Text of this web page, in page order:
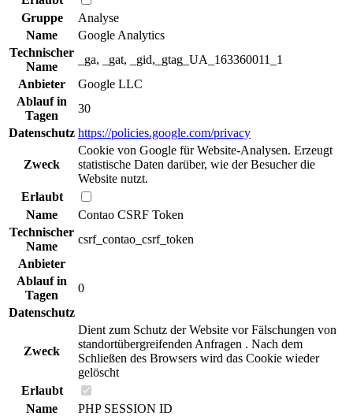
Gruppe
Analyse
Name
Google Analytics
Technischer
Name
_ga, _gat, _gid,_gtag_UA_163360011_1
Anbieter
Google LLC
Ablauf in
Tagen
30
Datenschutz https://policies.google.com/privacy
Zweck
Cookie von Google für Website-Analysen. Erzeugt
statistische Daten darüber, wie der Besucher die
Website nutzt.
Erlaubt
Name
Contao CSRF Token
Technischer
Name
csrf_contao_csrf_token
Anbieter
Ablauf in
Tagen
0
Datenschutz
Zweck
Dient zum Schutz der Website vor Fälschungen von
standortübergreifenden Anfragen . Nach dem
Schließen des Browsers wird das Cookie wieder
gelöscht
Erlaubt
Name
PHP SESSION ID